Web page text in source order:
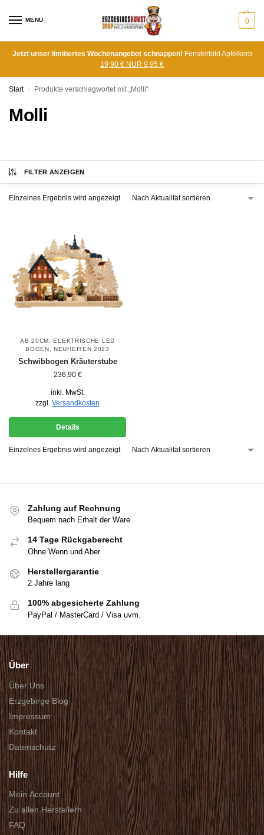
MENU 0
Jetzt unser limitiertes Wochenangebot schnappen! Fensterbild Apfelkorb
19,90 € NUR 9,95 €
Start / Produkte verschlagwortet mit „Molli“
Molli
FILTER ANZEIGEN
Einzelnes Ergebnis wird angezeigt
AB 20CM ,ELEKTRISCHE LED
BÖGEN ,NEUHEITEN 2023
Schwibbogen Kräuterstube
236,90 €
inkl. MwSt.
zzgl. Versandkosten
Details
Einzelnes Ergebnis wird angezeigt
Zahlung auf Rechnung
Bequem nach Erhalt der Ware
14 Tage Rückgaberecht
Ohne Wenn und Aber
Herstellergarantie
2 Jahre lang
100% abgesicherte Zahlung
PayPal / MasterCard / Visa uvm.
Über
Über Uns
Erzgebirge Blog
Impressum
Kontakt
Datenschutz
Hilfe
Mein Account
Zu allen Herstellern
FAQ